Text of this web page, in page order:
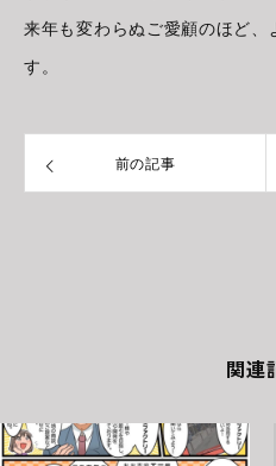
来年も変わらぬご愛顧のほど、
す。
前の記事
関連